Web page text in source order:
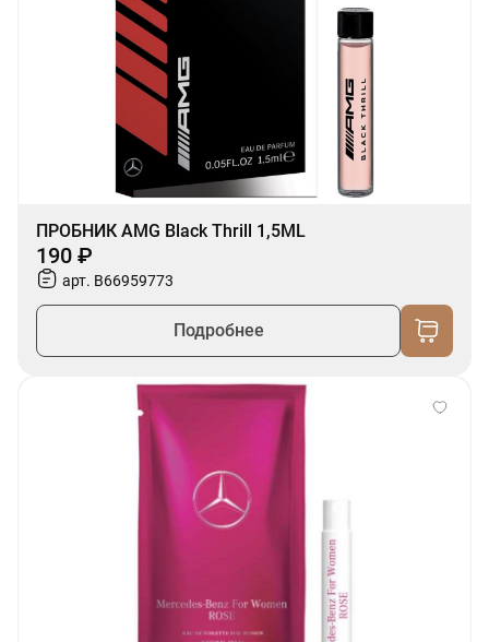
ПРОБНИК AMG Black Thrill 1,5ML
190 ₽
арт. B66959773
Подробнее